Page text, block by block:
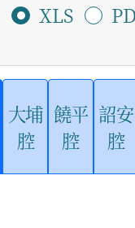
XLS
大埔
腔
饒平
腔
詔安
腔